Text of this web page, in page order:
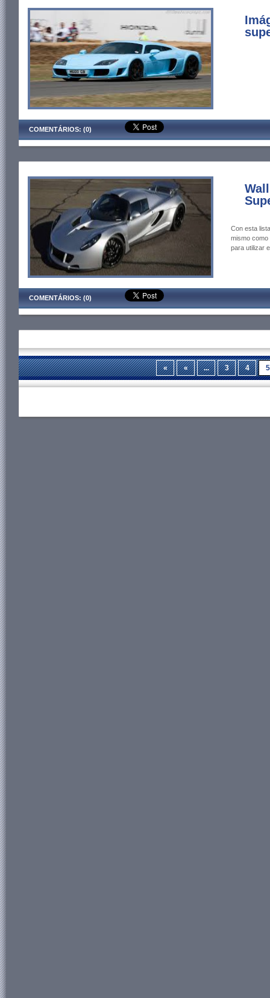
COMENTÁRIOS: (0)
Con esta
mismo como
para utilizar
COMENTÁRIOS: (0)
« « ... 3 4 5